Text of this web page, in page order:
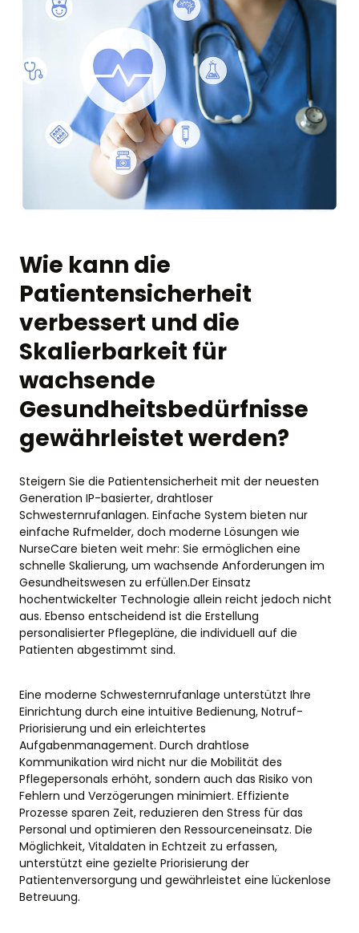
Wie kann die
Patientensicherheit
verbessert und die
Skalierbarkeit für
wachsende
Gesundheitsbedürfnisse
gewährleistet werden?
Steigern Sie die Patientensicherheit mit der neuesten
Generation IP-basierter, drahtloser
Schwesternrufanlagen. Einfache System bieten nur
einfache Rufmelder, doch moderne Lösungen wie
NurseCare bieten weit mehr: Sie ermöglichen eine
schnelle Skalierung, um wachsende Anforderungen im
Gesundheitswesen zu erfüllen.Der Einsatz
hochentwickelter Technologie allein reicht jedoch nicht
aus. Ebenso entscheidend ist die Erstellung
personalisierter Pflegepläne, die individuell auf die
Patienten abgestimmt sind.
Eine moderne Schwesternrufanlage unterstützt Ihre
Einrichtung durch eine intuitive Bedienung, Notruf-
Priorisierung und ein erleichtertes
Aufgabenmanagement. Durch drahtlose
Kommunikation wird nicht nur die Mobilität des
Pflegepersonals erhöht, sondern auch das Risiko von
Fehlern und Verzögerungen minimiert. Effiziente
Prozesse sparen Zeit, reduzieren den Stress für das
Personal und optimieren den Ressourceneinsatz. Die
Möglichkeit, Vitaldaten in Echtzeit zu erfassen,
unterstützt eine gezielte Priorisierung der
Patientenversorgung und gewährleistet eine lückenlose
Betreuung.